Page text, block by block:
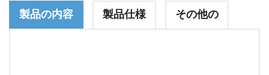
製品の内容 製品仕様 その他の